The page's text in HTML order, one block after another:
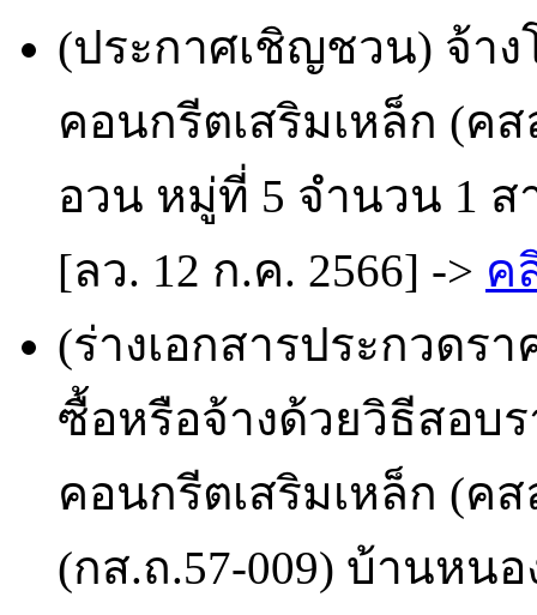
(ประกาศเชิญชวน) จ้า
คอนกรีตเสริมเหล็ก (ค
อวน หมู่ที่ 5 จำนวน 1 ส
[ลว. 12 ก.ค. 2566] -> ค
(ร่างเอกสารประกวดรา
ซื้อหรือจ้างด้วยวิธีสอบ
คอนกรีตเสริมเหล็ก (ค
(กส.ถ.57-009) บ้านหน